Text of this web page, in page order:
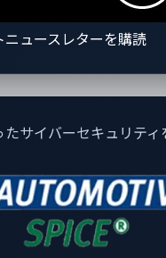
ニュースレターを購読
サイバーセキュリティ
術革新に適応するた
ォールとして開発さ
VSOC（車両セキュリテ
強化します。加えて
削減することが可能です
載OS「EB
に整合した設計を持ち
ムです。